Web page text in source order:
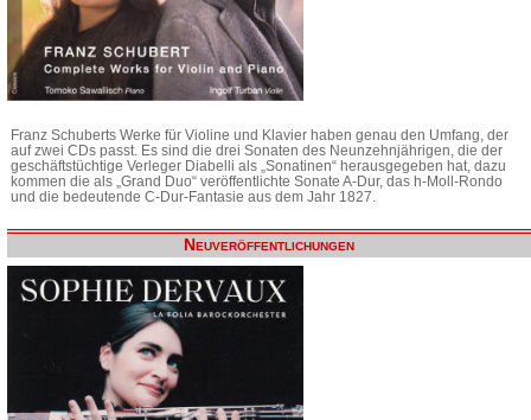
Franz Schuberts Werke für Violine und Klavier haben genau den Umfang, der
auf zwei CDs passt. Es sind die drei Sonaten des Neunzehnjährigen, die der
geschäftstüchtige Verleger Diabelli als „Sonatinen“ herausgegeben hat, dazu
kommen die als „Grand Duo“ veröffentlichte Sonate A-Dur, das h-Moll-Rondo
und die bedeutende C-Dur-Fantasie aus dem Jahr 1827.
Neuveröffentlichungen